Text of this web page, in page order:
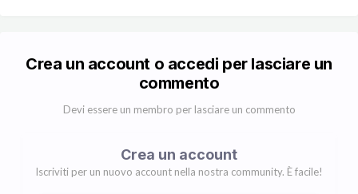
Crea un account o accedi per lasciare un
commento
Devi essere un membro per lasciare un commento
Crea un account
Iscriviti per un nuovo account nella nostra community. È facile!